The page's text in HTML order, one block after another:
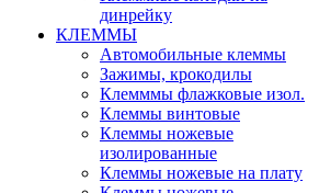
динрейку
КЛЕММЫ
Автомобильные клеммы
Зажимы, крокодилы
Клемммы флажковые изол.
Клеммы винтовые
Клеммы ножевые
изолированные
Клеммы ножевые на плату